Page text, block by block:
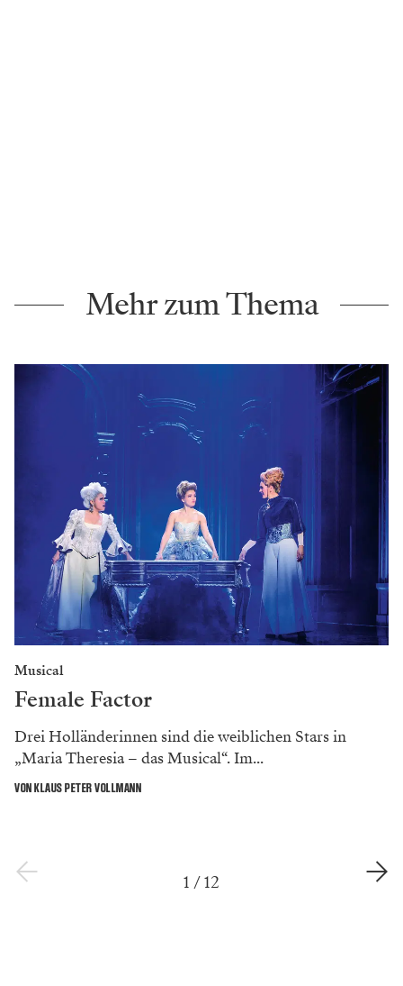
Mehr zum Thema
Musical
Female Factor
Drei Holländerinnen sind die weiblichen Stars in
„Maria Theresia – das Musical“. Im...
VON KLAUS PETER VOLLMANN
1 /12